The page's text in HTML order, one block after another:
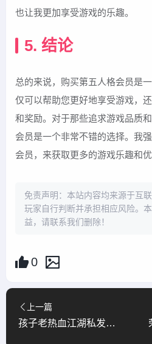
也让我更加享受游戏的乐趣。
5. 结论
总的来说，购买第五人格会员是
仅可以帮助您更好地享受游戏，
和奖励。对于那些追求游戏品质
会员是一个非常不错的选择。我
会员，来获取更多的游戏乐趣和优
免责声明：本站内容均来源于互
玩家自行判断并承担相应风险。
益，请联系我们删除！
0
上一篇
孩子老热血江湖私发网不上学怎么办